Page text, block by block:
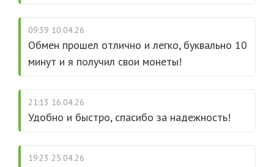
09:39 10.04.26
Обмен прошел отлично и легко, буквально 10
минут и я получил свои монеты!
21:13 16.04.26
Удобно и быстро, спасибо за надежность!
19:23 25.04.26